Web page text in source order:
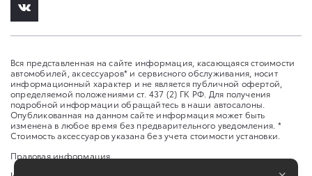
Вся представленная на сайте информация, касающаяся стоимости
автомобилей, аксессуаров* и сервисного обслуживания, носит
информационный характер и не является публичной офертой,
определяемой положениями ст. 437 (2) ГК РФ. Для получения
подробной информации обращайтесь в наши автосалоны.
Опубликованная на данном сайте информация может быть
изменена в любое время без предварительного уведомления. *
Стоимость аксессуаров указана без учета стоимости установки.
Правовая информация